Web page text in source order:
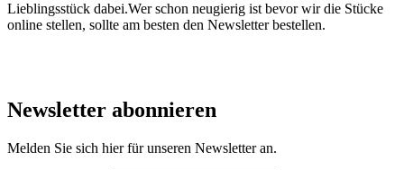
Lieblingsstück dabei.Wer schon neugierig ist bevor wir die Stücke
online stellen, sollte am besten den Newsletter bestellen.
Newsletter abonnieren
Melden Sie sich hier für unseren Newsletter an.